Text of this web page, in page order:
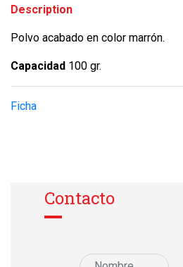
Description
Polvo acabado en color marrón.
Capacidad 100 gr.
Ficha
Contacto